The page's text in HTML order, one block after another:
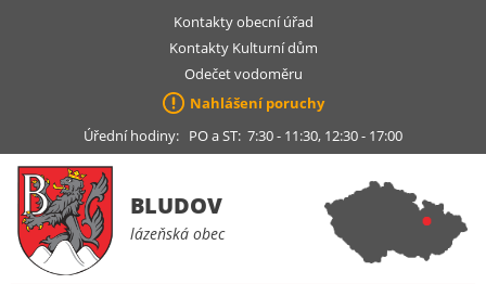
Kontakty obecní úřad
Kontakty Kulturní dům
Odečet vodoměru
Nahlášení poruchy
Úřední hodiny: PO a ST: 7:30 - 11:30, 12:30 - 17:00
BLUDOV
lázeňská obec